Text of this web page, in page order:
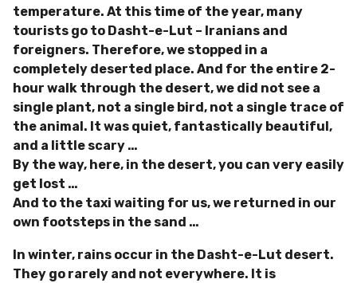
temperature. At this time of the year, many
tourists go to Dasht-e-Lut – Iranians and
foreigners. Therefore, we stopped in a
completely deserted place. And for the entire 2-
hour walk through the desert, we did not see a
single plant, not a single bird, not a single trace of
the animal. It was quiet, fantastically beautiful,
and a little scary …
By the way, here, in the desert, you can very easily
get lost …
And to the taxi waiting for us, we returned in our
own footsteps in the sand …
In winter, rains occur in the Dasht-e-Lut desert.
They go rarely and not everywhere. It is